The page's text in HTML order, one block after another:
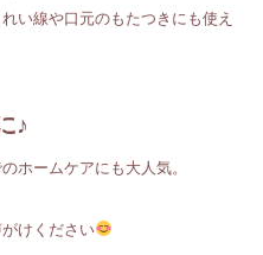
い線や口元のもたつきにも使え
♪
ホームケアにも大人気。
けください